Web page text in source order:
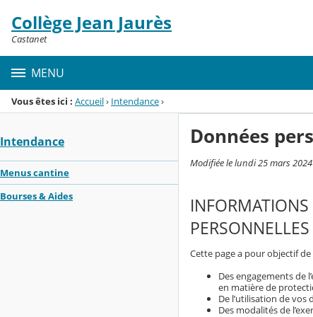
Menu de la rubrique
Contenu
Collège Jean Jaurès
Castanet
MENU
Vous êtes ici : Accueil› Intendance›
Intendance
Menus cantine
Bourses & Aides
Données
Modifiée le lundi 25 mars
Cette page a pour objectif
Des engagements de
en matière de
De l’utilisation de vos
Des modalités de